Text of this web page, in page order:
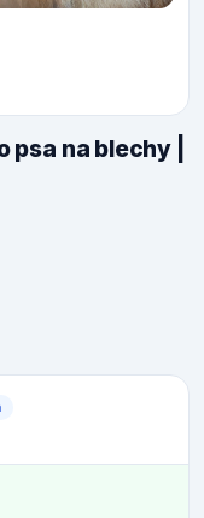
na blechy |